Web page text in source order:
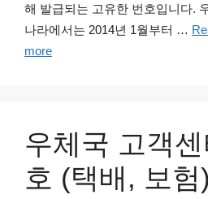
해 발급되는 고유한 번호입니다.
나라에서는 2014년 1월부터 …
more
우체국 고객
호 (택배, 보험)